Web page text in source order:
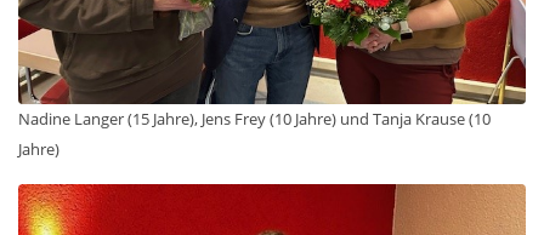
Nadine Langer (15 Jahre), Jens Frey (10 Jahre) und Tanja Krause (10
Jahre)